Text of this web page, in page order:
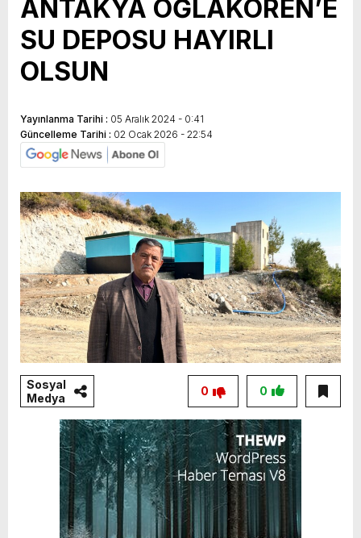
ANTAKYA OĞLAKÖREN’E
SU DEPOSU HAYIRLI
OLSUN
Yayınlanma Tarihi : 05 Aralık 2024 - 0:41
Güncelleme Tarihi : 02 Ocak 2026 - 22:54
Sosyal
Medya
0
0